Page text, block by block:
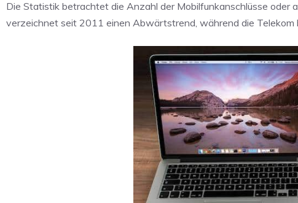
Die Statistik betrachtet die Anzahl der Mobilfunkanschlüsse
verzeichnet seit 2011 einen Abwärtstrend, während die Telekom